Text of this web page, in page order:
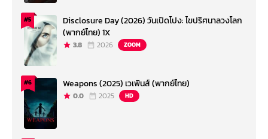
#5
Disclosure Day (2026) วันเปิดโปง: ไขปริศนาลวงโลก
(พากย์ไทย) 1X
3.8 2026 ZOOM
#6 Weapons (2025) เวเพินส์ (พากย์ไทย)
0.0 2025 HD